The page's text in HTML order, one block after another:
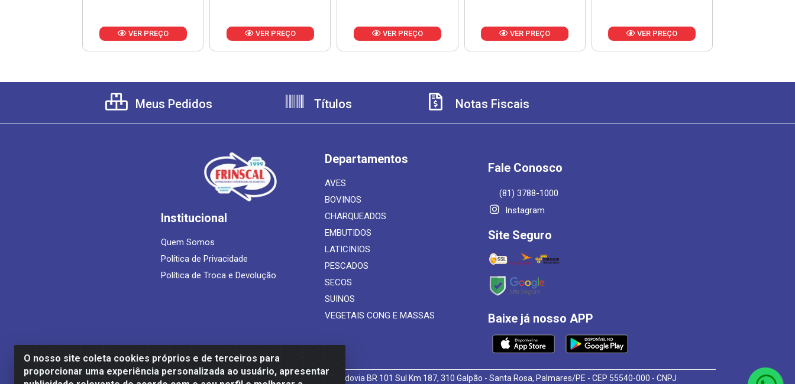
VER PREÇO VER PREÇO VER PREÇO VER PREÇO VER PREÇO
O nosso site coleta cookies próprios e de terceiros para
proporcionar uma experiência personalizada ao usuário, apresentar
Meus Pedidos Títulos Notas Fiscais
Institucional
Quem Somos
Política de Privacidade
Política de Troca e Devolução
Departamentos
AVES
BOVINOS
CHARQUEADOS
EMBUTIDOS
LATICINIOS
PESCADOS
SECOS
SUINOS
VEGETAIS CONG E MASSAS
Fale Conosco
(81) 3788-1000
Instagram
Site Seguro
Baixe já nosso APP
Frinscal - Distribuidora e Importadora de Alimentos LTDA - Rodovia BR 101 Sul Km 187, 310 Galpão - Santa Rosa, Palmares/PE - CEP 55540-000 - CNPJ